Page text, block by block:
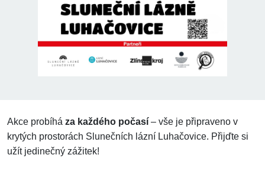
Akce probíhá za každého počasí – vše je připraveno v
krytých prostorách Slunečních lázní Luhačovice. Přijďte si
užít jedinečný zážitek!